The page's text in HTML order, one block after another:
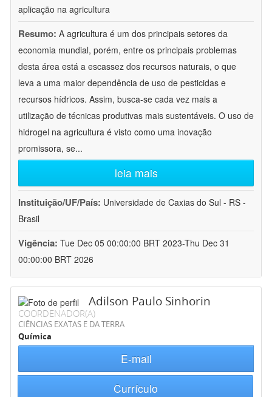
aplicação na agricultura
Resumo: A agricultura é um dos principais setores da
economia mundial, porém, entre os principais problemas
desta área está a escassez dos recursos naturais, o que
leva a uma maior dependência de uso de pesticidas e
recursos hídricos. Assim, busca-se cada vez mais a
utilização de técnicas produtivas mais sustentáveis. O uso de
hidrogel na agricultura é visto como uma inovação
promissora, se...
leia mais
Instituição/UF/País: Universidade de Caxias do Sul - RS -
Brasil
Vigência: Tue Dec 05 00:00:00 BRT 2023-Thu Dec 31
00:00:00 BRT 2026
Adilson Paulo Sinhorin
COORDENADOR(A)
CIÊNCIAS EXATAS E DA TERRA
Química
E-mail
Currículo